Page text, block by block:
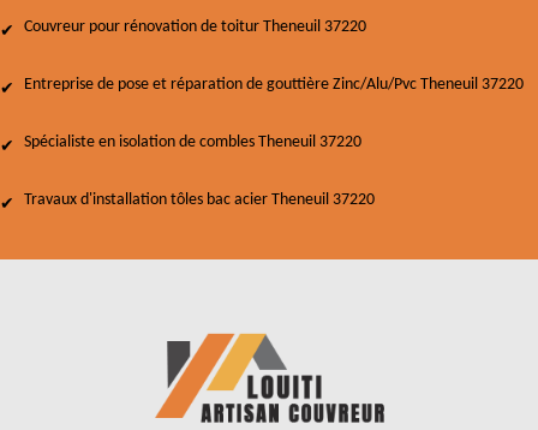
Couvreur pour rénovation de toitur Theneuil 37220
Entreprise de pose et réparation de gouttière Zinc/Alu/Pvc Theneuil 37220
Spécialiste en isolation de combles Theneuil 37220
Travaux d'installation tôles bac acier Theneuil 37220